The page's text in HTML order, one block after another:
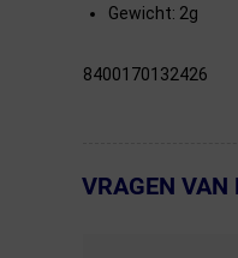
Gewicht: 2g
8400170132426
← Terug naar
VRAGEN VAN